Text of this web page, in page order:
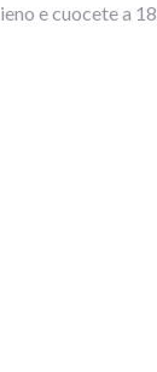
e cuocete a